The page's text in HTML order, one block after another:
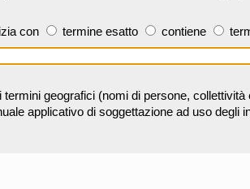
con termine esatto contiene
termini geografici (nomi di persone,
applicativo di soggettazione ad uso degli